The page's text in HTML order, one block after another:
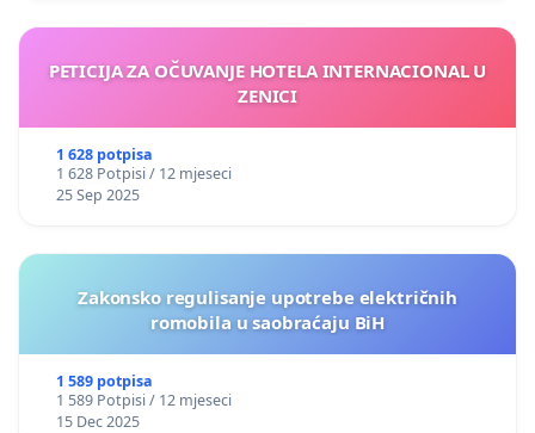
PETICIJA ZA OČUVANJE HOTELA INTERNACIONAL U
ZENICI
1 628 potpisa
1 628 Potpisi / 12 mjeseci
25 Sep 2025
Zakonsko regulisanje upotrebe električnih
romobila u saobraćaju BiH
1 589 potpisa
1 589 Potpisi / 12 mjeseci
15 Dec 2025